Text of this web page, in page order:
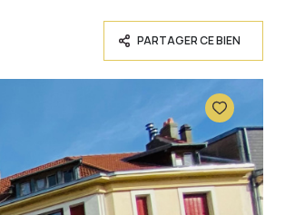
PARTAGER CE BIEN